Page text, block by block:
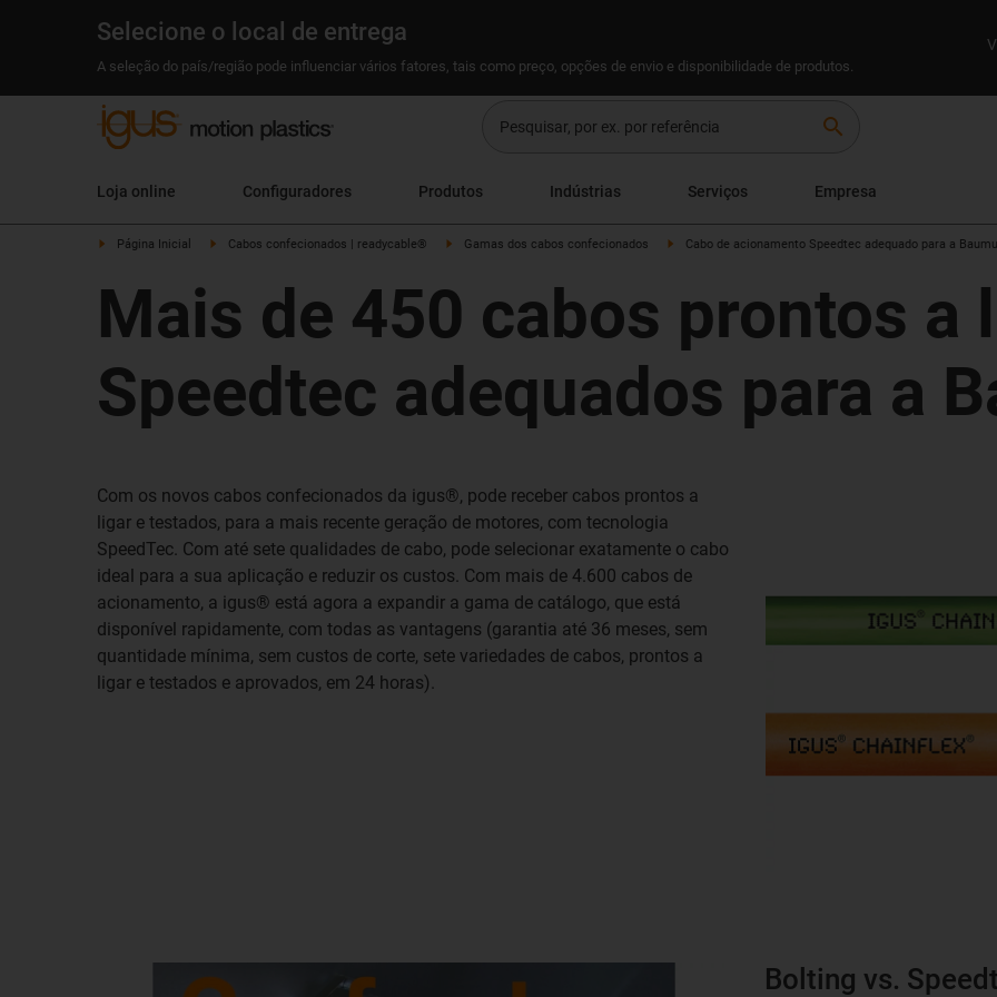
Selecione o local de entrega
A seleção do país/região pode influenciar vários fatores, tais como preço, opções de envio e disponibilidade de produtos.
search
Loja online Configuradores Produtos Indústrias Serviços Empresa
Página Inicial Cabos confecionados | readycable® Gamas dos cabos confecionados Cabo de acionamento Speedtec adequado para a
Mais de 450 cabos prontos a
Speedtec adequados para a
Com os novos cabos confecionados da igus®, pode receber cabos prontos a
ligar e testados, para a mais recente geração de motores, com tecnologia
SpeedTec. Com até sete qualidades de cabo, pode selecionar exatamente o cabo
ideal para a sua aplicação e reduzir os custos. Com mais de 4.600 cabos de
acionamento, a igus® está agora a expandir a gama de catálogo, que está
disponível rapidamente, com todas as vantagens (garantia até 36 meses, sem
quantidade mínima, sem custos de corte, sete variedades de cabos, prontos a
ligar e testados e aprovados, em 24 horas).
Bolting vs.